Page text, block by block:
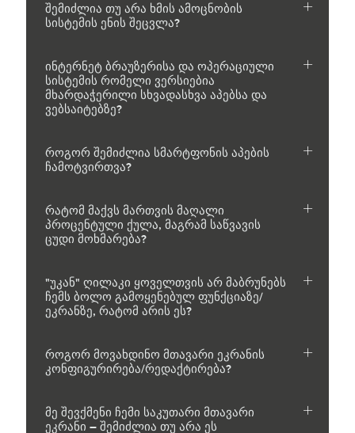
შემიძლია თუ არა ხმის ამოცნობის
სისტემის ენის შეცვლა?
ინტერნეტ ბრაუზერისა და ოპერაციული
სისტემის რომელი ვერსიებია
მხარდაჭერილი სხვადასხვა აპებსა და
ვებსაიტებზე?
როგორ შემიძლია სმარტფონის აპების
ჩამოტვირთვა?
რატომ მაქვს მართვის მაღალი
პროცენტული ქულა, მაგრამ საწვავის
ცუდი მოხმარება?
"უკან" ღილაკი ყოველთვის არ მაბრუნებს
ჩემს ბოლო გამოყენებულ ფუნქციაზე/
ეკრანზე, რატომ არის ეს?
როგორ მოვახდინო მთავარი ეკრანის
კონფიგურირება/რედაქტირება?
მე შევქმენი ჩემი საკუთარი მთავარი
ეკრანი – შემიძლია თუ არა ეს